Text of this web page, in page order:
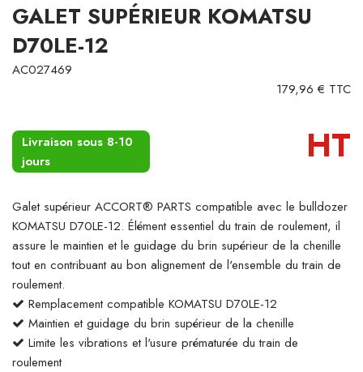
GALET SUPÉRIEUR KOMATSU
D70LE-12
AC027469
179,96 € TTC
Livraison sous 8-10
jours
HT
Galet supérieur ACCORT® PARTS compatible avec le bulldozer
KOMATSU D70LE-12. Élément essentiel du train de roulement, il
assure le maintien et le guidage du brin supérieur de la chenille
tout en contribuant au bon alignement de l'ensemble du train de
roulement.
Remplacement compatible KOMATSU D70LE-12
Maintien et guidage du brin supérieur de la chenille
Limite les vibrations et l'usure prématurée du train de
roulement